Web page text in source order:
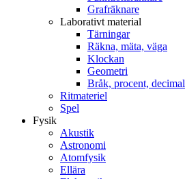
Grafräknare
Laborativt material
Tärningar
Räkna, mäta, väga
Klockan
Geometri
Bråk, procent, decimal
Ritmateriel
Spel
Fysik
Akustik
Astronomi
Atomfysik
Ellära